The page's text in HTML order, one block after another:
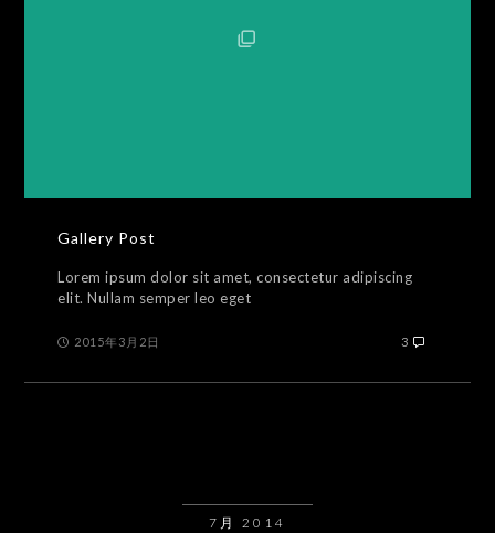
Gallery Post
Lorem ipsum dolor sit amet, consectetur adipiscing
elit. Nullam semper leo eget
3
2015年3月2日
7月 2014